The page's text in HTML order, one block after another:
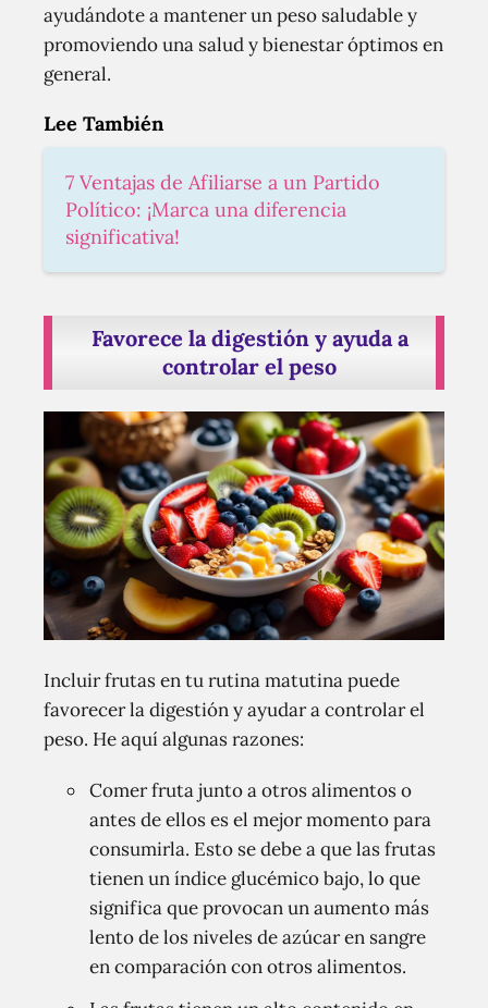
ayudándote a mantener un peso saludable y
promoviendo una salud y bienestar óptimos en
general.
Lee También
7 Ventajas de Afiliarse a un Partido
Político: ¡Marca una diferencia
significativa!
Favorece la digestión y ayuda a
controlar el peso
Incluir frutas en tu rutina matutina puede
favorecer la digestión y ayudar a controlar el
peso. He aquí algunas razones:
Comer fruta junto a otros alimentos o
antes de ellos es el mejor momento para
consumirla. Esto se debe a que las frutas
tienen un índice glucémico bajo, lo que
significa que provocan un aumento más
lento de los niveles de azúcar en sangre
en comparación con otros alimentos.